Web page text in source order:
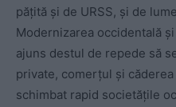
pățită și de URSS, și de
Modernizarea occidentală
ajuns destul de repede să
private, comerțul și
schimbat rapid societățile